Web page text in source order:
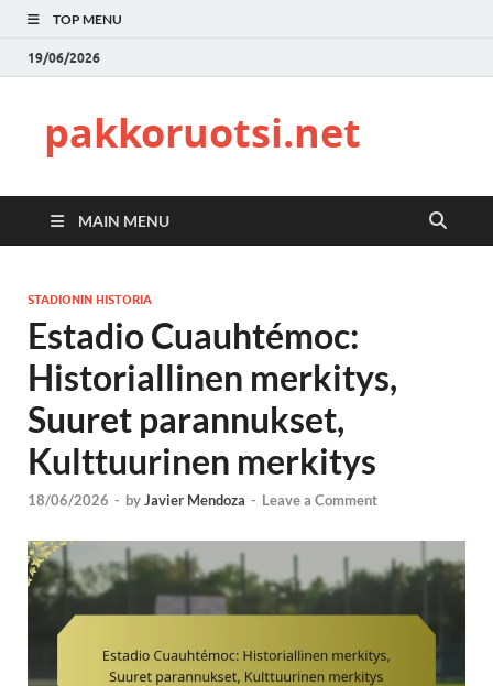
TOP MENU
19/06/2026
pakkoruotsi.net
MAIN MENU
STADIONIN HISTORIA
Estadio Cuauhtémoc:
Historiallinen merkitys,
Suuret parannukset,
Kulttuurinen merkitys
18/06/2026 - byJavier Mendoza - Leave a Comment